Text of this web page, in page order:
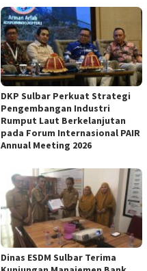
DKP Sulbar Perkuat Strategi
Pengembangan Industri
Rumput Laut Berkelanjutan
pada Forum Internasional PAIR
Annual Meeting 2026
Dinas ESDM Sulbar Terima